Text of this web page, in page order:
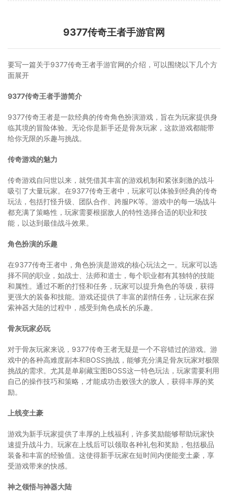
9377传奇王者手游官网
要写一篇关于9377传奇王者手游官网的介绍，可以围绕以下几个方
面展开
9377传奇王者手游简介
9377传奇王者是一款经典的传奇角色扮演游戏，旨在为玩家提供身
临其境的冒险体验。无论你是新手还是骨灰玩家，这款游戏都能带
给你无限的乐趣与挑战。
传奇游戏的魅力
传奇游戏自问世以来，就凭借其丰富的游戏机制和紧张刺激的战斗
吸引了大量玩家。在9377传奇王者中，玩家可以体验到经典的传奇
玩法，包括打怪升级、团队合作、跨服PK等。游戏中的每一场战斗
都充满了策略性，玩家需要根据敌人的特性选择合适的职业和技
能，以达到最佳战斗效果。
角色扮演的乐趣
在9377传奇王者中，角色扮演是游戏的核心玩法之一。玩家可以选
择不同的职业，如战士、法师和道士，每个职业都有其独特的技能
和属性。通过不断的打怪和任务，玩家可以提升角色的等级，获得
更强大的装备和技能。游戏还提供了丰富的剧情任务，让玩家在探
索神器大陆的过程中，感受到角色成长的乐趣。
骨灰玩家必玩
对于骨灰玩家来说，9377传奇王者无疑是一个不容错过的游戏。游
戏中的各种高难度副本和BOSS挑战，能够充分满足骨灰玩家对极限
挑战的需求。尤其是单刷藏宝图BOSS这一特色玩法，玩家需要利用
自己的操作技巧和策略，才能成功击败强大的敌人，获得丰厚的奖
励。
上线变土豪
游戏为新手玩家提供了丰厚的上线福利，许多奖励能够帮助玩家快
速提升战斗力。玩家在上线后可以领取各种礼包和奖励，包括极品
装备和丰富的经验值。这使得新手玩家在短时间内便能变土豪，享
受游戏带来的快感。
神之领悟与神器大陆